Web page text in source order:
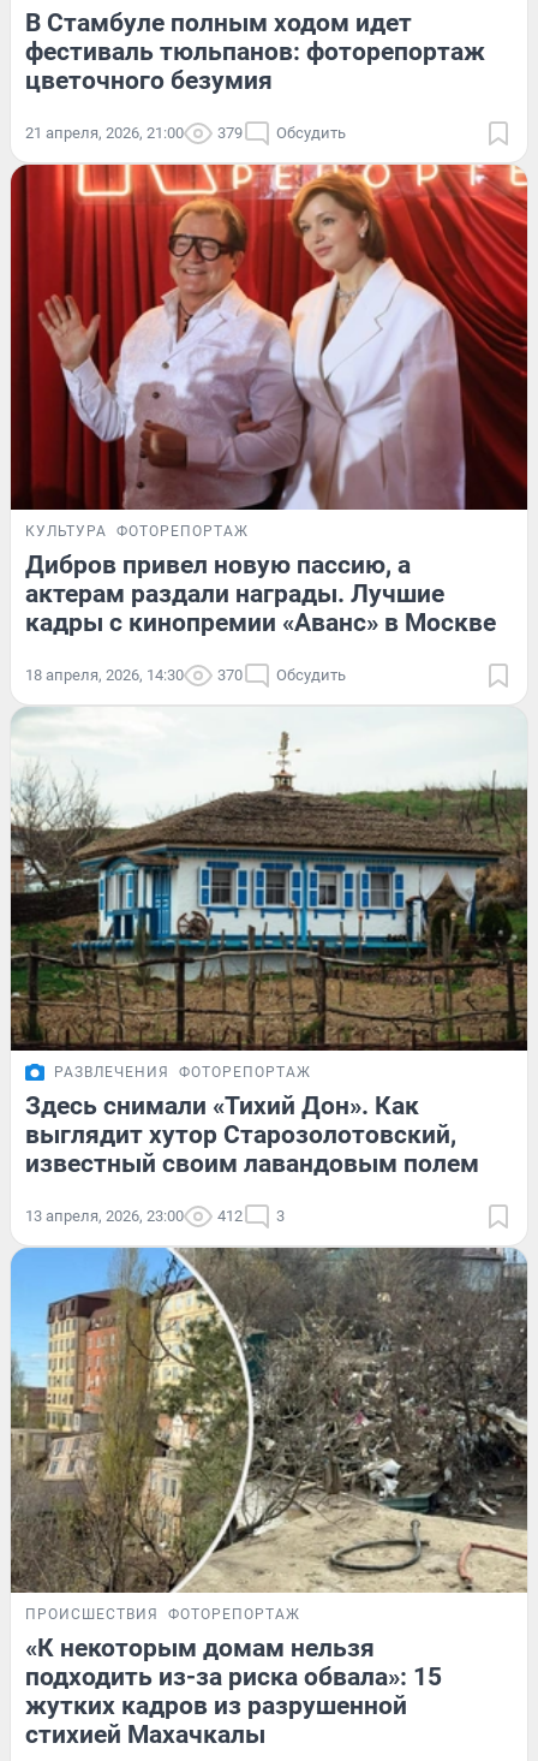
В Стамбуле полным ходом идет
фестиваль тюльпанов: фоторепортаж
цветочного безумия
21 апреля, 2026, 21:00 379 Обсудить
КУЛЬТУРА ФОТОРЕПОРТАЖ
Дибров привел новую пассию, а
актерам раздали награды. Лучшие
кадры с кинопремии «Аванс» в Москве
18 апреля, 2026, 14:30 370 Обсудить
РАЗВЛЕЧЕНИЯ ФОТОРЕПОРТАЖ
Здесь снимали «Тихий Дон». Как
выглядит хутор Старозолотовский,
известный своим лавандовым полем
13 апреля, 2026, 23:00 412 3
ПРОИСШЕСТВИЯ ФОТОРЕПОРТАЖ
«К некоторым домам нельзя
подходить из-за риска обвала»: 15
жутких кадров из разрушенной
стихией Махачкалы